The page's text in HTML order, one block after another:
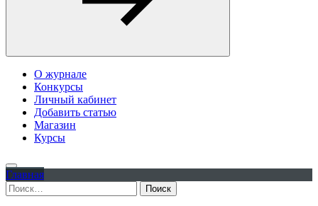
О журнале
Конкурсы
Личный кабинет
Добавить статью
Магазин
Курсы
Главная
Найти: